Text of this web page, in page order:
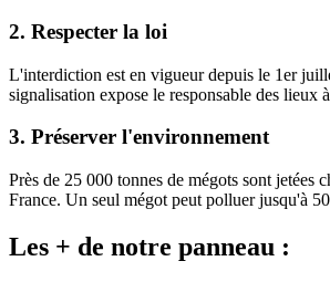
2. Respecter la loi
L'interdiction est en vigueur depuis le 1er
signalisation expose le responsable des lieux
3. Préserver l'environnement
Près de 25 000 tonnes de mégots sont jetées
France. Un seul mégot peut polluer jusqu'à
Les + de notre panneau :